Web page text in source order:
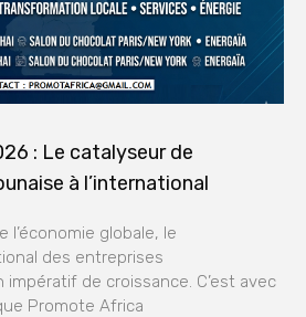
: Le catalyseur de
à l’international
l’économie globale, le
des entreprises
de croissance. C’est avec
Promote Africa